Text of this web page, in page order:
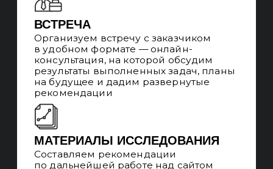
Используем инструменты
автоматизации, шаблонизации
и типизации работ для уменьшения
издержек на больших проектах
АВТОМАТИЗАЦИЯ
Изучаем вашу целевую аудиторию
и её опыт, предлагаем дизайнерские
решения по изменению сайта для
АУДИТОРИИ И UX